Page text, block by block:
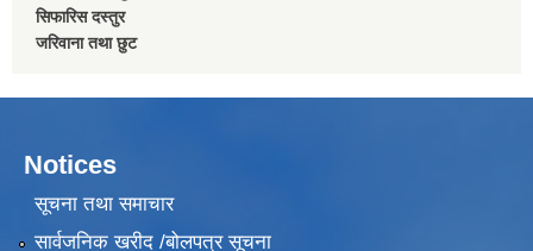
सिफारिस दस्तुर
जरिवाना तथा छुट
Notices
सूचना तथा समाचार
सार्वजनिक खरीद /बोलपत्र सूचना